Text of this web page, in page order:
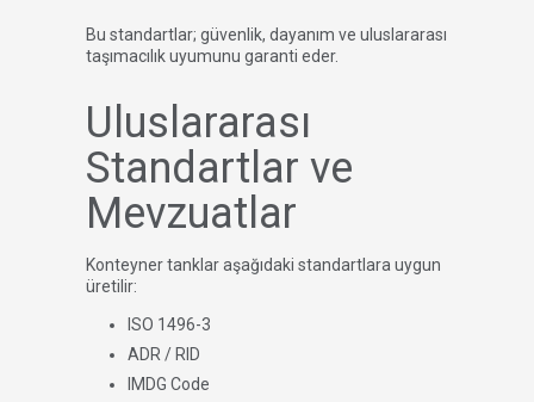
Bu standartlar; güvenlik, dayanım ve uluslararası
taşımacılık uyumunu garanti eder.
Uluslararası
Standartlar ve
Mevzuatlar
Konteyner tanklar aşağıdaki standartlara uygun
üretilir:
ISO 1496-3
ADR / RID
IMDG Code